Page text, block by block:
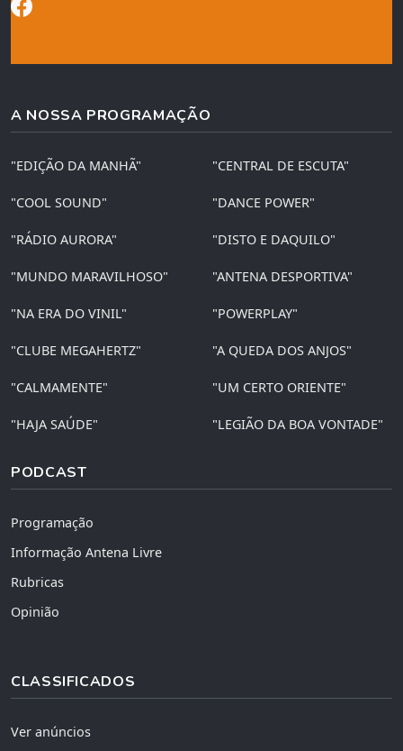
A NOSSA PROGRAMAÇÃO
"EDIÇÃO DA MANHÃ" "CENTRAL DE ESCUTA"
"COOL SOUND" "DANCE POWER"
"RÁDIO AURORA" "DISTO E DAQUILO"
"MUNDO MARAVILHOSO" "ANTENA DESPORTIVA"
"NA ERA DO VINIL" "POWERPLAY"
"CLUBE MEGAHERTZ" "A QUEDA DOS ANJOS"
"CALMAMENTE" "UM CERTO ORIENTE"
"HAJA SAÚDE" "LEGIÃO DA BOA VONTADE"
PODCAST
Programação
Informação Antena Livre
Rubricas
Opinião
CLASSIFICADOS
Ver anúncios